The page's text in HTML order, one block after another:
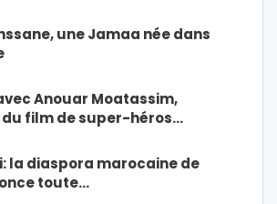
une Jamaa née dans
Anouar Moatassim,
film de super-héros…
la diaspora marocaine de
toute…